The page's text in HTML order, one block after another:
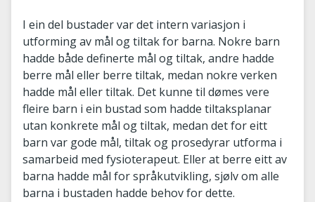
I ein del bustader var det intern variasjon i
utforming av mål og tiltak for barna. Nokre barn
hadde både definerte mål og tiltak, andre hadde
berre mål eller berre tiltak, medan nokre verken
hadde mål eller tiltak. Det kunne til dømes vere
fleire barn i ein bustad som hadde tiltaksplanar
utan konkrete mål og tiltak, medan det for eitt
barn var gode mål, tiltak og prosedyrar utforma i
samarbeid med fysioterapeut. Eller at berre eitt av
barna hadde mål for språkutvikling, sjølv om alle
barna i bustaden hadde behov for dette.